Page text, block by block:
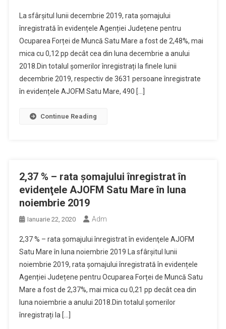
La sfârșitul lunii decembrie 2019, rata șomajului
înregistrată în evidențele Agenției Județene pentru
Ocuparea Forței de Muncă Satu Mare a fost de 2,48%, mai
mica cu 0,12 pp decât cea din luna decembrie a anului
2018.Din totalul șomerilor înregistrați la finele lunii
decembrie 2019, respectiv de 3631 persoane înregistrate
în evidențele AJOFM Satu Mare, 490 […]
Continue Reading
2,37 % – rata şomajului înregistrat în
evidenţele AJOFM Satu Mare în luna
noiembrie 2019
Ianuarie 22, 2020 Adm
2,37 % – rata şomajului înregistrat în evidenţele AJOFM
Satu Mare în luna noiembrie 2019 La sfârșitul lunii
noiembrie 2019, rata șomajului înregistrată în evidențele
Agenției Județene pentru Ocuparea Forței de Muncă Satu
Mare a fost de 2,37%, mai mica cu 0,21 pp decât cea din
luna noiembrie a anului 2018.Din totalul șomerilor
înregistrați la […]